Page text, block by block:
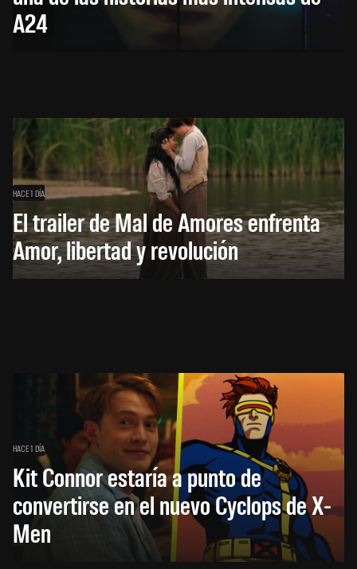
A24
HACE 1 DÍA
El trailer de Mal de Amores enfrenta
Amor, libertad y revolución
HACE 1 DÍA
Kit Connor estaría a punto de
convertirse en el nuevo Cyclops de X-
Men